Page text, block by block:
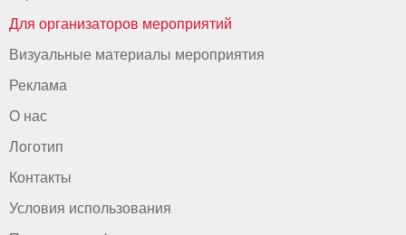
Для организаторов мероприятий
Визуальные материалы мероприятия
Реклама
О нас
Логотип
Контакты
Условия использования